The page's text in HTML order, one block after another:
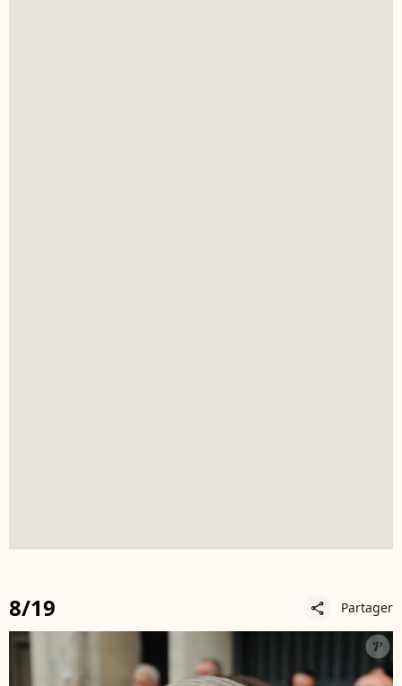
8/19 share Partager